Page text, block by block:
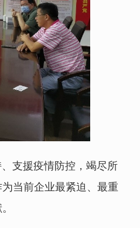
支援疫情防控，竭尽所
当前企业最紧迫、最重